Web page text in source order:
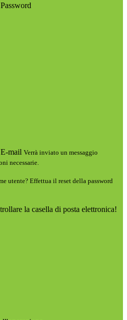
Password
E-mail Verrà inviato un messaggio
necessarie.
utente? Effettua il reset della password
la casella di posta elettronica!